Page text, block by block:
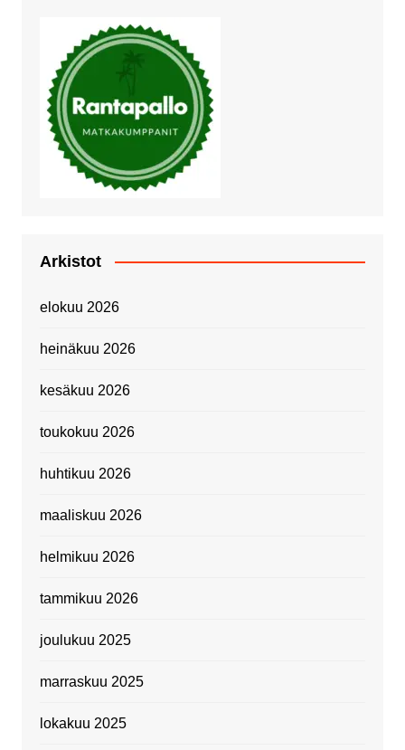
Arkistot
elokuu 2026
heinäkuu 2026
kesäkuu 2026
toukokuu 2026
huhtikuu 2026
maaliskuu 2026
helmikuu 2026
tammikuu 2026
joulukuu 2025
marraskuu 2025
lokakuu 2025